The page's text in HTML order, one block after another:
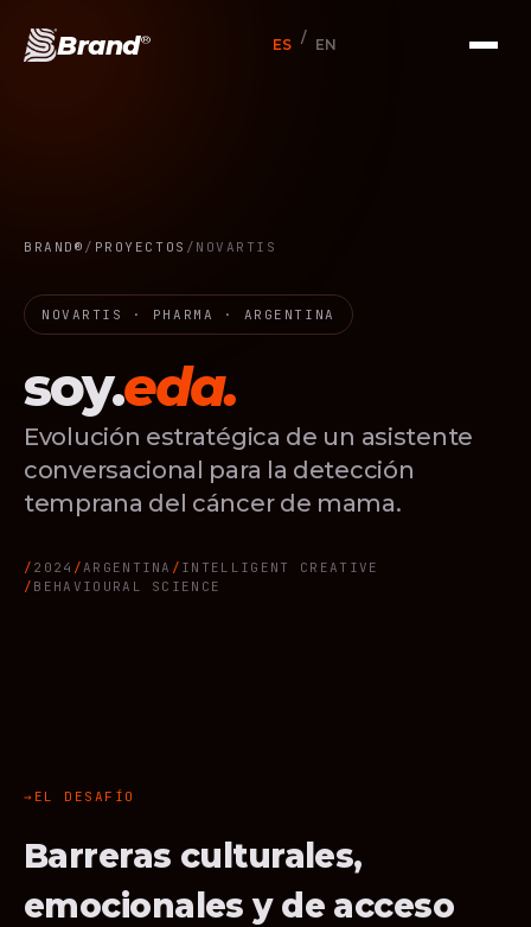
Brand® ES / EN
BRAND® / PROYECTOS / NOVARTIS
NOVARTIS · PHARMA · ARGENTINA
soy.eda.
Evolución estratégica de un asistente
conversacional para la detección
temprana del cáncer de mama.
2024 ARGENTINA
INTELLIGENT CREATIVE
BEHAVIOURAL SCIENCE
EL DESAFÍO
Barreras culturales,
emocionales y de acceso